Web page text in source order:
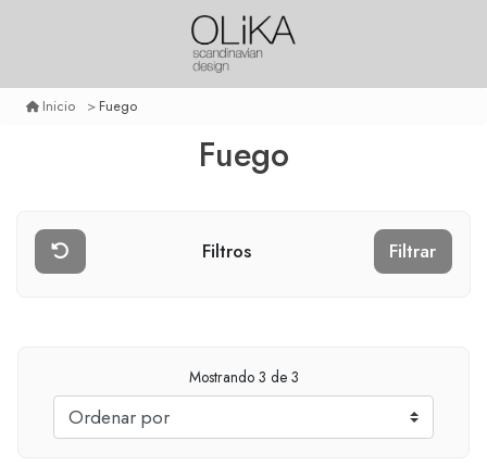
Inicio Fuego
Fuego
Filtros Filtrar
Mostrando 3 de 3